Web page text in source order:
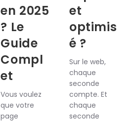
en 2025
? Le
Guide
Compl
et
Vous voulez
que votre
page
et
optimis
é ?
Sur le web,
chaque
seconde
compte. Et
chaque
seconde